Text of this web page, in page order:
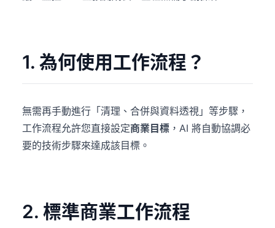
1. 為何使用工作流程？
無需再手動進行「清理、合併與資料透視」等步驟，
工作流程允許您直接設定商業目標 ，AI 將自動協調必
要的技術步驟來達成該目標。
2. 標準商業工作流程